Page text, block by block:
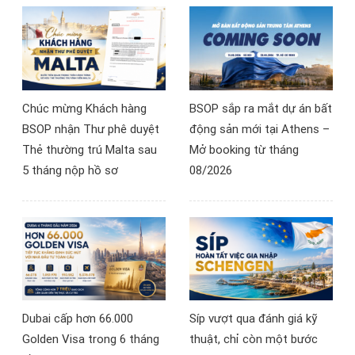
Síp, bất động sản Síp và
thẻ cư trú châu Âu.
Chúc mừng Khách hàng
BSOP nhận Thư phê duyệt
Thẻ thường trú Malta sau
5 tháng nộp hồ sơ
BSOP sắp ra mắt dự án bất
động sản mới tại Athens –
Mở booking từ tháng
08/2026
Dubai cấp hơn 66.000
Golden Visa trong 6 tháng
Síp vượt qua đánh giá kỹ
thuật, chỉ còn một bước